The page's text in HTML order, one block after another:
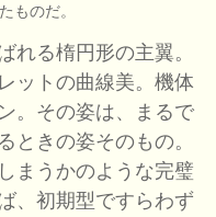
ものだ。
る楕円形の主翼。
ットの曲線美。機体
。その姿は、まるで
ときの姿そのもの。
まうかのような完璧
、初期型ですらわず